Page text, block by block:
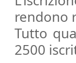
rendono
Tutto
2500